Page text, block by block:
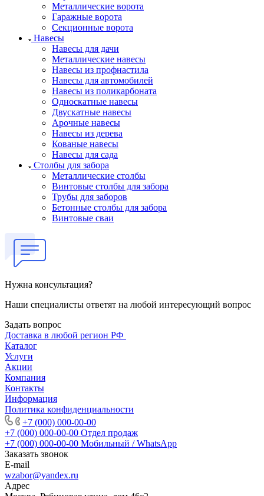
Металлические ворота
Гаражные ворота
Секционные ворота
Навесы
Навесы для дачи
Металлические навесы
Навесы из профнастила
Навесы для автомобилей
Навесы из поликарбоната
Односкатные навесы
Двускатные навесы
Арочные навесы
Навесы из дерева
Кованые навесы
Навесы для сада
Столбы для забора
Металлические столбы
Винтовые столбы для забора
Трубы для заборов
Бетонные столбы для забора
Винтовые сваи
Нужна консультация?
Наши специалисты ответят на любой интересующий вопрос
Задать вопрос
Доставка в любой регион РФ
Каталог
Услуги
Акции
Компания
Контакты
Информация
Политика конфиденциальности
+7 (000) 000-00-00
+7 (000) 000-00-00 Отдел продаж
+7 (000) 000-00-00 Мобильный / WhatsApp
Заказать звонок
E-mail
wzabor@yandex.ru
Адрес